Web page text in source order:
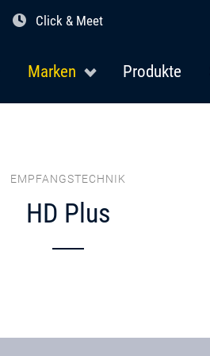
Click & Meet
Marken Produkte
EMPFANGSTECHNIK
HD Plus